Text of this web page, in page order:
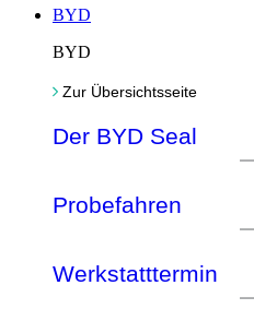
BYD
BYD
Zur Übersichtsseite
Der BYD Seal
Probefahren
Werkstatttermin